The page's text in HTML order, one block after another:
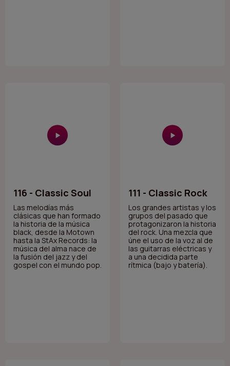
116 - Classic Soul
Las melodías más
clásicas que han formado
la historia de la música
black, desde la Motown
hasta la StAx Records: la
música del alma nace de
la fusión del jazz y del
gospel con el mundo pop.
111 - Classic Rock
Los grandes artistas y los
grupos del pasado que
protagonizaron la historia
del rock. Una mezcla que
úne el uso de la voz al de
las guitarras eléctricas y
a una decidida parte
rítmica (bajo y batería).